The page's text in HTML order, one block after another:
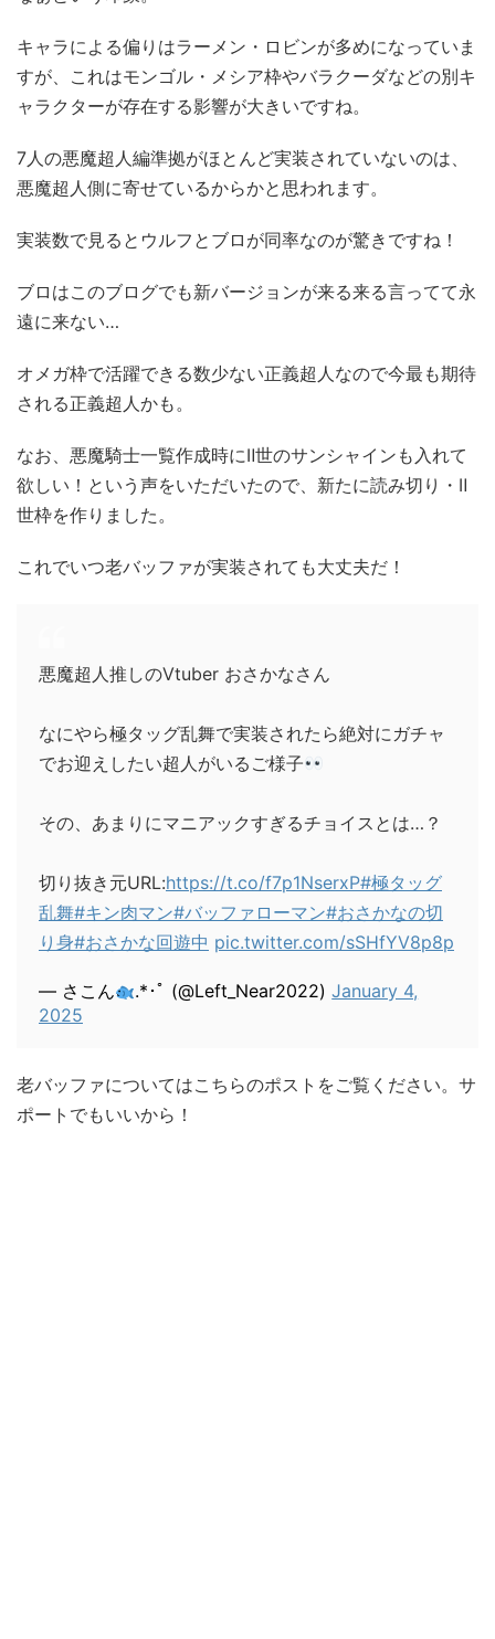
キャラによる偏りはラーメン・ロビンが多めになっていま
すが、これはモンゴル・メシア枠やバラクーダなどの別キ
ャラクターが存在する影響が大きいですね。
7人の悪魔超人編準拠がほとんど実装されていないのは、
悪魔超人側に寄せているからかと思われます。
実装数で見るとウルフとブロが同率なのが驚きですね！
ブロはこのブログでも新バージョンが来る来る言ってて永
遠に来ない…
オメガ枠で活躍できる数少ない正義超人なので今最も期待
される正義超人かも。
なお、悪魔騎士一覧作成時にⅡ世のサンシャインも入れて
欲しい！という声をいただいたので、新たに読み切り・Ⅱ
世枠を作りました。
これでいつ老バッファが実装されても大丈夫だ！
悪魔超人推しのVtuber おさかなさん
なにやら極タッグ乱舞で実装されたら絶対にガチャ
でお迎えしたい超人がいるご様子
その、あまりにマニアックすぎるチョイスとは…？
切り抜き元URL:https://t.co/f7p1NserxP#極タッグ
乱舞#キン肉マン#バッファローマン#おさかなの切
り身#おさかな回遊中 pic.twitter.com/sSHfYV8p8p
— さこん .*･ﾟ (@Left_Near2022)January 4,
2025
老バッファについてはこちらのポストをご覧ください。サ
ポートでもいいから！